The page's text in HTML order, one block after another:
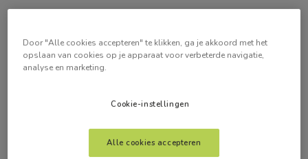
Door "Alle cookies accepteren" te klikken, ga je akkoord met het
opslaan van cookies op je apparaat voor verbeterde navigatie,
analyse en marketing.
Cookie-instellingen
Alle cookies accepteren